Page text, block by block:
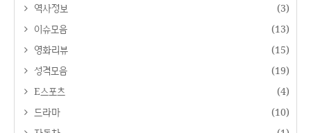
역사정보
(3)
이슈모음
(13)
영화리뷰
(15)
성격모음
(19)
E스포츠
(4)
드라마
(10)